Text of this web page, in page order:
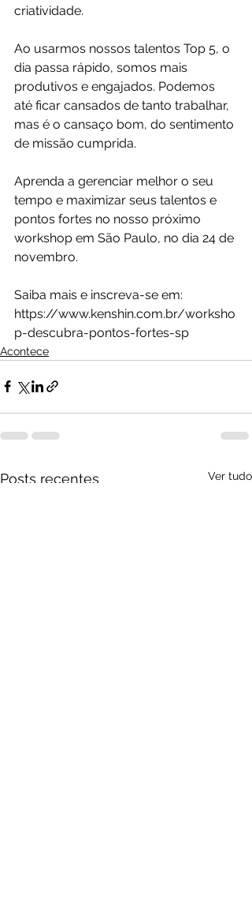
criatividade.
Ao usarmos nossos talentos Top 5, o
dia passa rápido, somos mais
produtivos e engajados. Podemos
até ficar cansados de tanto trabalhar,
mas é o cansaço bom, do sentimento
de missão cumprida.
Aprenda a gerenciar melhor o seu
tempo e maximizar seus talentos e
pontos fortes no nosso próximo
workshop em São Paulo, no dia 24 de
novembro.
Saiba mais e inscreva-se em:
https://www.kenshin.com.br/worksho
p-descubra-pontos-fortes-sp
Acontece
Posts recentes Ver tudo